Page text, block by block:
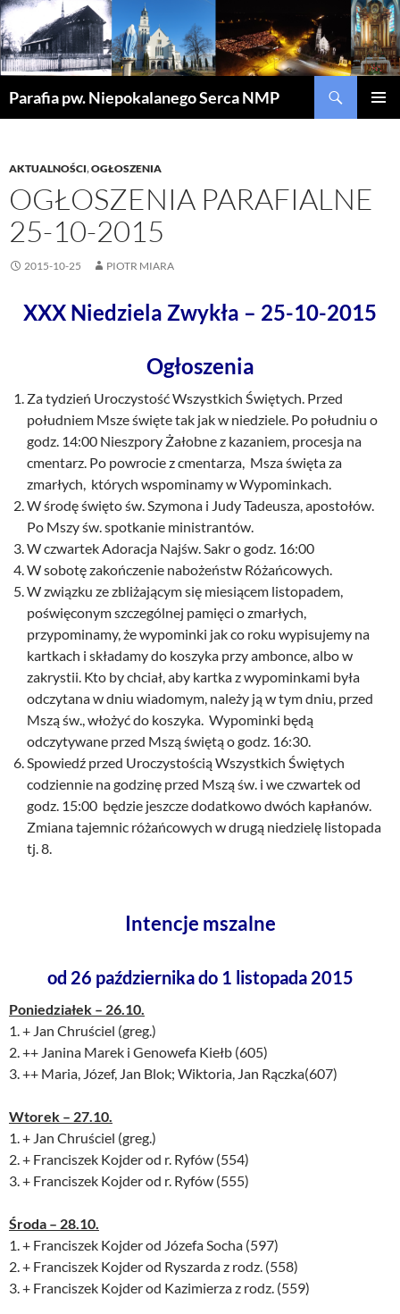
Parafia pw. Niepokalanego Serca NMP
AKTUALNOŚCI,OGŁOSZENIA
OGŁOSZENIA PARAFIALNE
25-10-2015
2015-10-25 PIOTR MIARA
XXX Niedziela Zwykła – 25-10-2015
Ogłoszenia
Za tydzień Uroczystość Wszystkich Świętych. Przed
południem Msze święte tak jak w niedziele. Po południu o
godz. 14:00 Nieszpory Żałobne z kazaniem, procesja na
cmentarz. Po powrocie z cmentarza, Msza święta za
zmarłych, których wspominamy w Wypominkach.
W środę święto św. Szymona i Judy Tadeusza, apostołów.
Po Mszy św. spotkanie ministrantów.
W czwartek Adoracja Najśw. Sakr o godz. 16:00
W sobotę zakończenie nabożeństw Różańcowych.
W związku ze zbliżającym się miesiącem listopadem,
poświęconym szczególnej pamięci o zmarłych,
przypominamy, że wypominki jak co roku wypisujemy na
kartkach i składamy do koszyka przy ambonce, albo w
zakrystii. Kto by chciał, aby kartka z wypominkami była
odczytana w dniu wiadomym, należy ją w tym dniu, przed
Mszą św., włożyć do koszyka. Wypominki będą
odczytywane przed Mszą świętą o godz. 16:30.
Spowiedź przed Uroczystością Wszystkich Świętych
codziennie na godzinę przed Mszą św. i we czwartek od
godz. 15:00 będzie jeszcze dodatkowo dwóch kapłanów.
Zmiana tajemnic różańcowych w drugą niedzielę listopada
tj. 8.
Intencje mszalne
od 26 października do 1 listopada 2015
Poniedziałek – 26.10.
1. + Jan Chruściel (greg.)
2. ++ Janina Marek i Genowefa Kiełb (605)
3. ++ Maria, Józef, Jan Blok; Wiktoria, Jan Rączka(607)
Wtorek – 27.10.
1. + Jan Chruściel (greg.)
2. + Franciszek Kojder od r. Ryfów (554)
3. + Franciszek Kojder od r. Ryfów (555)
Środa – 28.10.
1. + Franciszek Kojder od Józefa Socha (597)
2. + Franciszek Kojder od Ryszarda z rodz. (558)
3. + Franciszek Kojder od Kazimierza z rodz. (559)